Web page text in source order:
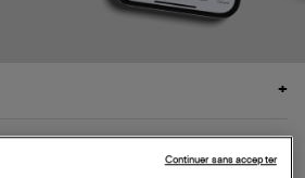
Continuer sans accepter